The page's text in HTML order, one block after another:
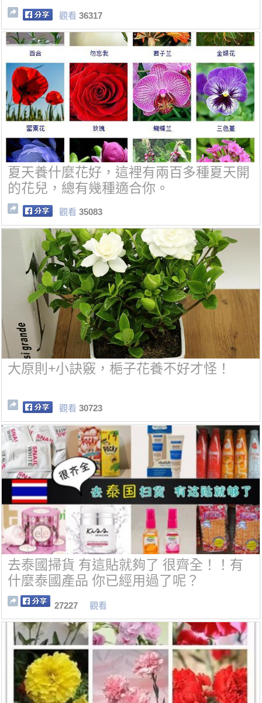
觀看 36317
夏天養什麼花好，這裡有兩百多種夏天開
的花兒，總有幾種適合你。
觀看 35083
大原則+小訣竅，梔子花養不好才怪！
觀看 30723
去泰國掃貨 有這貼就夠了 很齊全！！有
什麼泰國產品 你已經用過了呢？
27227 觀看